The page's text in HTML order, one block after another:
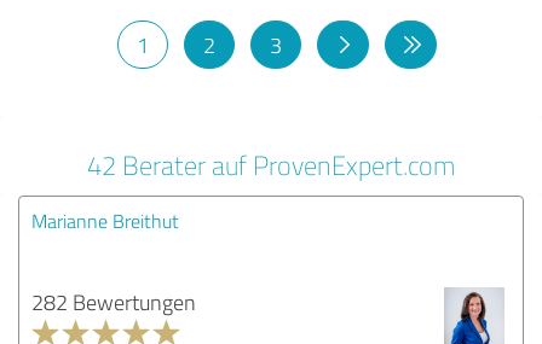
1 2 3
42 Berater auf ProvenExpert.com
Marianne Breithut
282 Bewertungen